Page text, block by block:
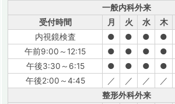
一般内科外来
受付時間
月 火 水 木
内視鏡検査
● ● ● ●
午前9:00～12:15
● ● ● ●
午後3:30～6:15
● ● ● ●
午後2:00～4:45
／ ／ ／ ／
整形外科外来